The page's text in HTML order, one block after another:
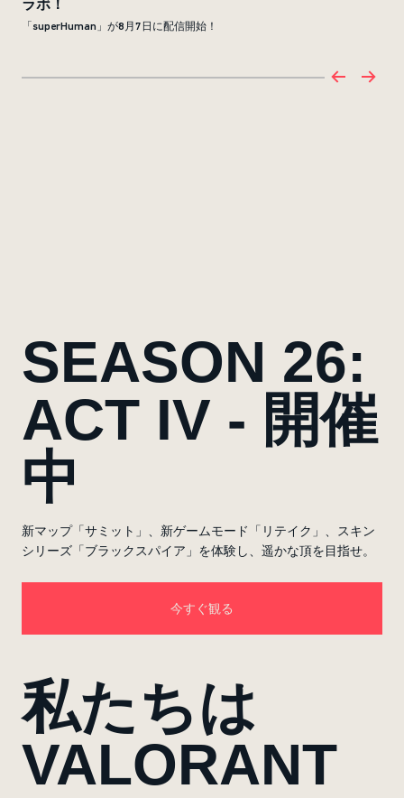
ラボ！
「superHuman」が8月7日に配信開始！
SEASON 26:
ACT IV - 開催
中
新マップ「サミット」、新ゲームモード「リテイク」、スキン
シリーズ「ブラックスパイア」を体験し、遥かな頂を目指せ。
今すぐ観る
私たちは
VALORANT